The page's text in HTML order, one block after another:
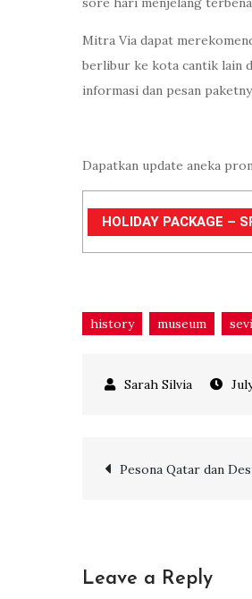
Mitra Via dapat
berlibur ke kota cantik lain
informasi dan pesan
Dapatkan update aneka
HOLIDAY PACKAGE –
history museum
Post
Pesona Qatar dan
Leave a Reply